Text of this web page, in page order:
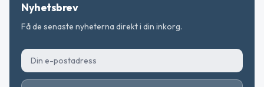
Nyhetsbrev
Få de senaste nyheterna direkt i din inkorg.